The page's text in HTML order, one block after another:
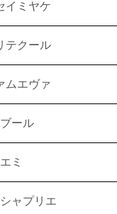
イミヤケ
テクール
ムエヴァ
ール
エミ
ャプリエ